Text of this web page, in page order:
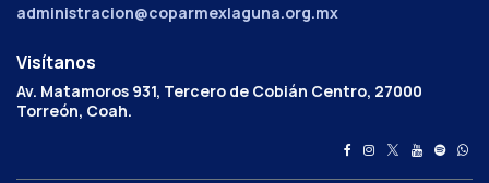
administracion@coparmexlaguna.org.mx
Visítanos
Av. Matamoros 931, Tercero de Cobián Centro, 27000
Torreón, Coah.